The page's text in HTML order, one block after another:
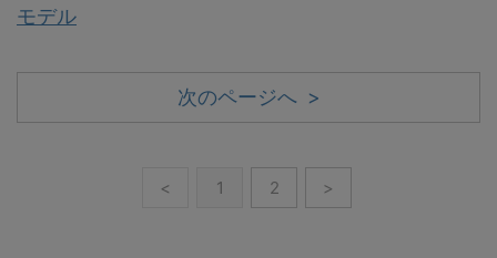
モデル
次のページへ >
< 1 2 >